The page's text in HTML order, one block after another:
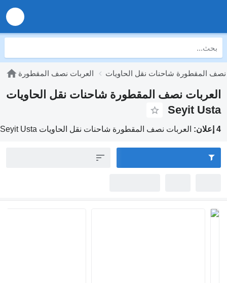
العربات نصف المقطورة شاحنات نقل الحاويات
نصف المقطورة شاحنات نقل الحاويات
Seyit
العربات نصف المقطورة شاحنات نقل الحاويات Seyit Usta